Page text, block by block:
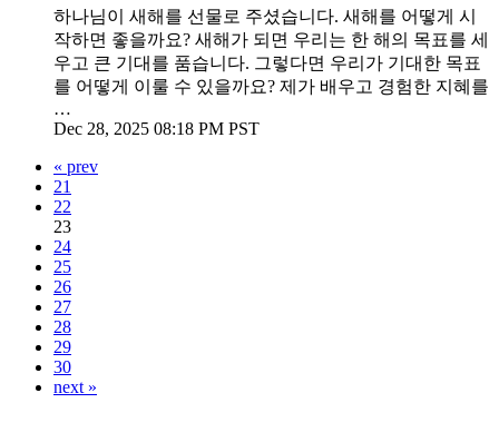
하나님이 새해를 선물로 주셨습니다. 새해를 어떻게 시
작하면 좋을까요? 새해가 되면 우리는 한 해의 목표를 세
우고 큰 기대를 품습니다. 그렇다면 우리가 기대한 목표
를 어떻게 이룰 수 있을까요? 제가 배우고 경험한 지혜를
…
Dec 28, 2025 08:18 PM PST
« prev
21
22
23
24
25
26
27
28
29
30
next »